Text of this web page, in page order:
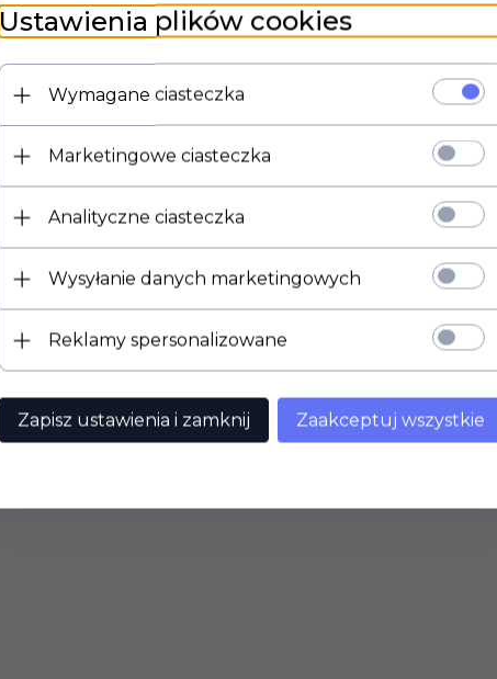
Ustawienia plików cookies
Wymagane ciasteczka
Marketingowe ciasteczka
Analityczne ciasteczka
Wysyłanie danych marketingowych
Reklamy spersonalizowane
Zapisz ustawienia i zamknij Zaakceptuj wszystkie